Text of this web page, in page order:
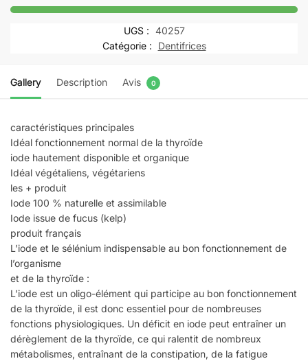
+
gélules
UGS : 40257
Catégorie :
Dentifrices
Gallery Description Avis 0
caractéristiques principales
Idéal fonctionnement normal de la thyroïde
iode hautement disponible et organique
Idéal végétaliens, végétariens
les + produit
Iode 100 % naturelle et assimilable
Iode issue de fucus (kelp)
produit français
L’iode et le sélénium indispensable au bon fonctionnement de
l’organisme
et de la thyroïde :
L’iode est un oligo-élément qui participe au bon fonctionnement
de la thyroïde, il est donc essentiel pour de nombreuses
fonctions physiologiques. Un déficit en iode peut entraîner un
dérèglement de la thyroïde, ce qui ralentit de nombreux
métabolismes, entraînant de la constipation, de la fatigue